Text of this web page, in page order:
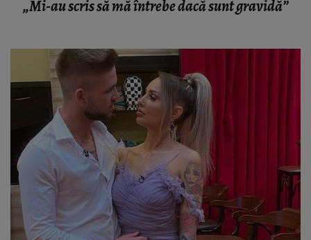
„Mi-au scris să mă întrebe dacă sunt gravidă”